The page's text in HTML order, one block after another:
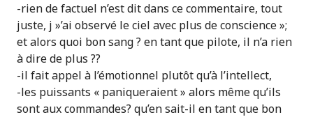
-rien de factuel n’est dit dans ce commentaire, tout
juste, j »’ai observé le ciel avec plus de conscience »;
et alors quoi bon sang ? en tant que pilote, il n’a rien
à dire de plus ??
-il fait appel à l’émotionnel plutôt qu’à l’intellect,
-les puissants « paniqueraient » alors même qu’ils
sont aux commandes? qu’en sait-il en tant que bon